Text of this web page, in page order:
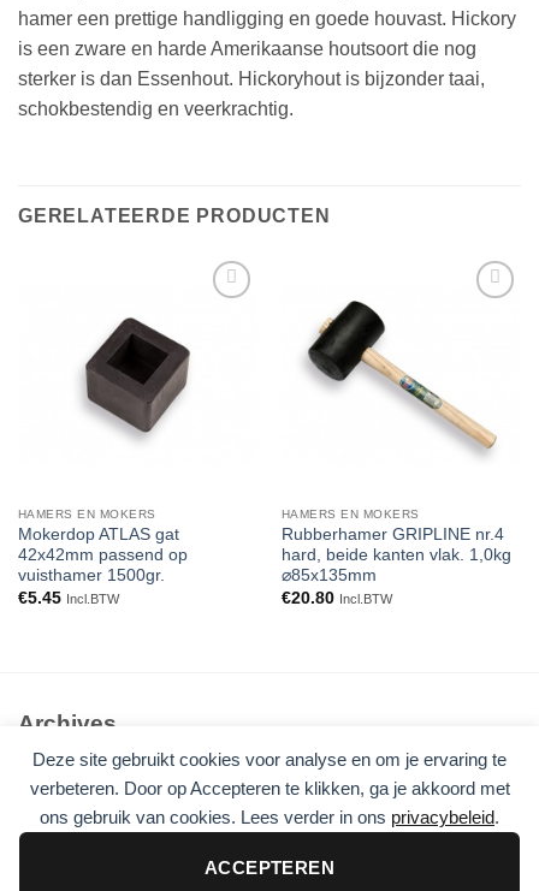
Deze site gebruikt cookies voor analyse en om je ervaring te
verbeteren. Door op Accepteren te klikken, ga je akkoord met
ons gebruik van cookies. Lees verder in ons privacybeleid.
ACCEPTEREN
hamer een prettige handligging en goede houvast. Hickory
is een zware en harde Amerikaanse houtsoort die nog
sterker is dan Essenhout. Hickoryhout is bijzonder taai,
schokbestendig en veerkrachtig.
GERELATEERDE PRODUCTEN
verlanglijst
HAMERS EN MOKERS
Mokerdop ATLAS gat
42x42mm passend op
vuisthamer 1500gr.
€5.45 Incl.BTW
HAMERS EN MOKERS
Rubberhamer GRIPLINE nr.4
hard, beide kanten vlak. 1,0kg
⌀85x135mm
€20.80 Incl.BTW
Archives
Geen archieven om te tonen.
Categories